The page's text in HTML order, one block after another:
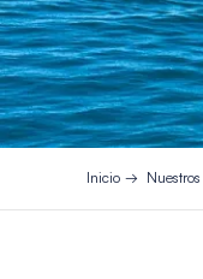
Inicio Nuestros